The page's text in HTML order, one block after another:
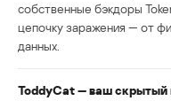
собственные бэкдоры
цепочку заражения — от
данных.
ToddyCat — ваш скрытый